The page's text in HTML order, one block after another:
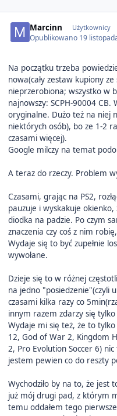
Marcinn Użytkownicy
Opublikowano 19
Na początku trzeba
nowa(cały zestaw kupiony
nieprzerobiona; wszystko w
najnowszy: SCPH-90004 CB.
oryginalne. Dużo też na niej
niektórych osób), bo ze 1-2
czasami więcej).
Google milczy na temat
A teraz do rzeczy. Problem
Czasami, grając na PS2,
pauzuje i wyskakuje okienko,
diodka na padzie. Po czym
znaczenia czy coś z nim
Wydaje się to być zupełnie
wywołane.
Dzieje się to w różnej
na jedno "posiedzenie"(czyli
czasami kilka razy co
innym razem zdarzy się
Wydaje mi się też, że to
12, God of War 2, Kingdom
2, Pro Evolution Soccer 6)
jestem pewien co do reszty
Wychodziło by na to, że jest
już mój drugi pad, z którym
temu oddałem tego